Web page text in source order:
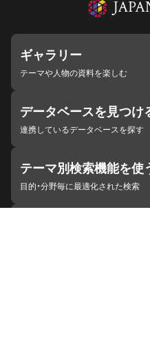
ギャラリー
テーマや人物の資料を楽しむ
データベースを見つけ
連携しているデータベースを探す
テーマ別検索機能を使
目的・分野毎に最適化された検索